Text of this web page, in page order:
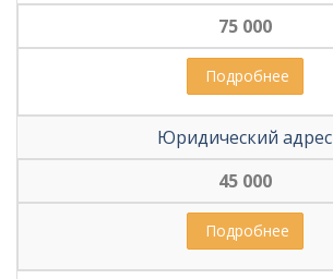
75 000
Подробнее
Юридический адрес
45 000
Подробнее